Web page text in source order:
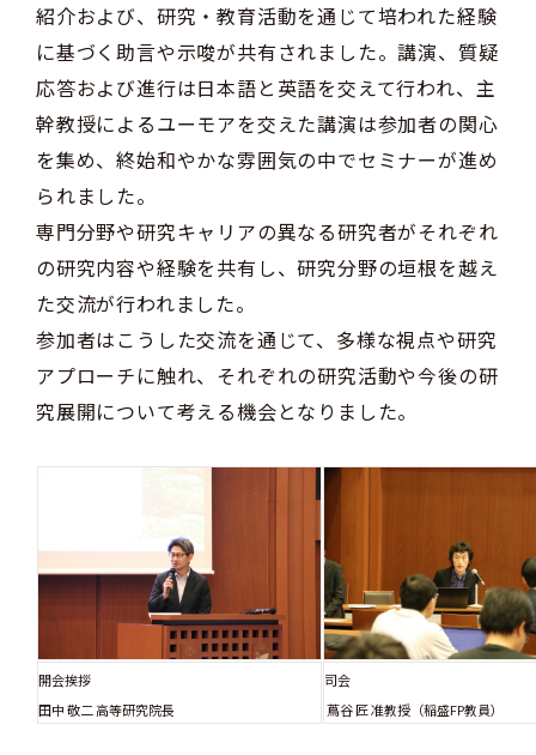
紹介および、研究・教育活動を通じて培われた経験
に基づく助言や示唆が共有されました。講演、質疑
応答および進行は日本語と英語を交えて行われ、主
幹教授によるユーモアを交えた講演は参加者の関心
を集め、終始和やかな雰囲気の中でセミナーが進め
られました。
専門分野や研究キャリアの異なる研究者がそれぞれ
の研究内容や経験を共有し、研究分野の垣根を越え
た交流が行われました。
参加者はこうした交流を通じて、多様な視点や研究
アプローチに触れ、それぞれの研究活動や今後の研
究展開について考える機会となりました。
開会挨拶
田中 敬二 高等研究院長
司会
蔦谷 匠 准教授（稲盛FP教員）